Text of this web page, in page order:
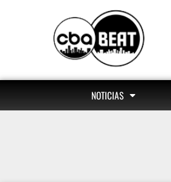
NOTICIAS